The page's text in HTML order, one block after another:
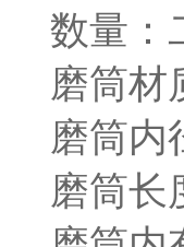
数量：
磨筒材
磨筒内
磨筒长